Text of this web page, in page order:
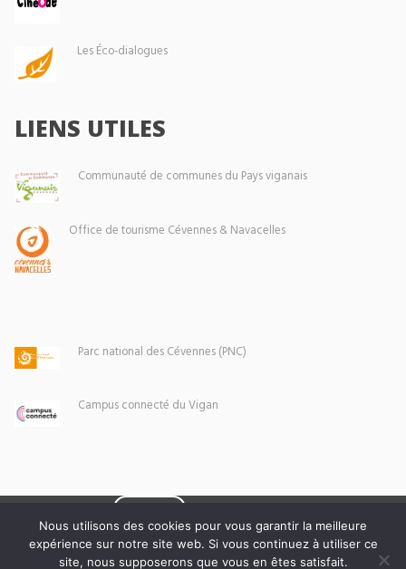
Les Éco-dialogues
LIENS UTILES
Communauté de communes du Pays viganais
Office de tourisme Cévennes & Navacelles
Parc national des Cévennes (PNC)
Campus connecté du Vigan
Mentions légales
Nous utilisons des cookies pour vous garantir la meilleure
expérience sur notre site web. Si vous continuez à utiliser ce
site, nous supposerons que vous en êtes satisfait.